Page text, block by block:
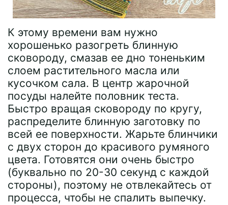
К этому времени вам нужно
хорошенько разогреть блинную
сковороду, смазав ее дно тоненьким
слоем растительного масла или
кусочком сала. В центр жарочной
посуды налейте половник теста.
Быстро вращая сковороду по кругу,
распределите блинную заготовку по
всей ее поверхности. Жарьте блинчики
с двух сторон до красивого румяного
цвета. Готовятся они очень быстро
(буквально по 20-30 секунд с каждой
стороны), поэтому не отвлекайтесь от
процесса, чтобы не спалить выпечку.